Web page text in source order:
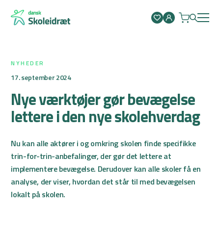
NYHEDER
17. september 2024
Nye værktøjer gør bevægelse
lettere i den nye skolehverdag
Nu kan alle aktører i og omkring skolen finde specifikke
trin-for-trin-anbefalinger, der gør det lettere at
implementere bevægelse. Derudover kan alle skoler få en
analyse, der viser, hvordan det står til med bevægelsen
lokalt på skolen.